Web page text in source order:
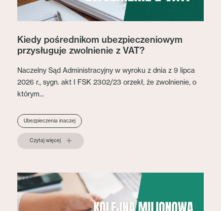
Kiedy pośrednikom ubezpieczeniowym
przysługuje zwolnienie z VAT?
Naczelny Sąd Administracyjny w wyroku z dnia z 9 lipca
2026 r., sygn. akt I FSK 2302/23 orzekł, że zwolnienie, o
którym...
Ubezpieczenia inaczej
Czytaj więcej